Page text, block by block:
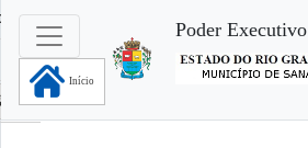
Início
Poder Executivo